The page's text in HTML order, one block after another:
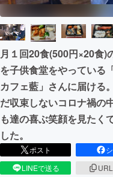
ビジネス・起
まちづくり・
CAMPFIRE for
CAMPFIREふる
月１回20食(500円×20食)
を子供食堂をやっている
カフェ藍」さんに届ける
だ収束しないコロナ禍の
も達の喜ぶ笑顔を見たく
した。
ポスト
LINEで送る